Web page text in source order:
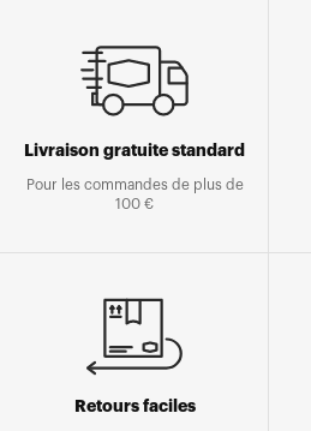
Livraison gratuite standard
Pour les commandes de plus de
100 €
Retours faciles